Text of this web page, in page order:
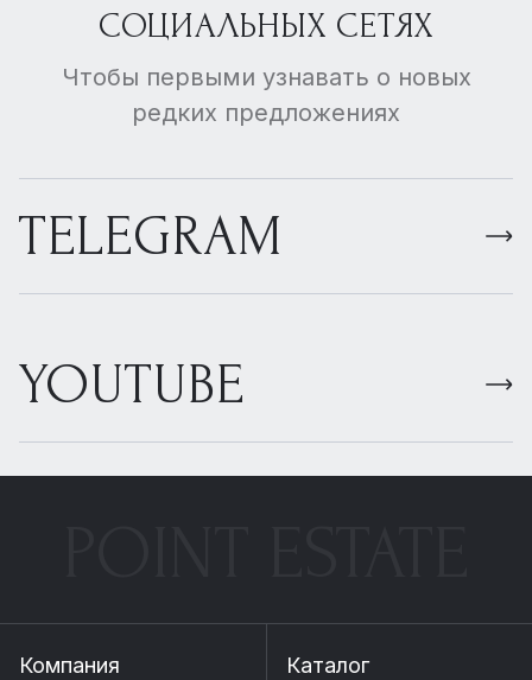
СОЦИАЛЬНЫХ СЕТЯХ
Чтобы первыми узнавать о новых
редких предложениях
TELEGRAM
YOUTUBE
Компания Каталог